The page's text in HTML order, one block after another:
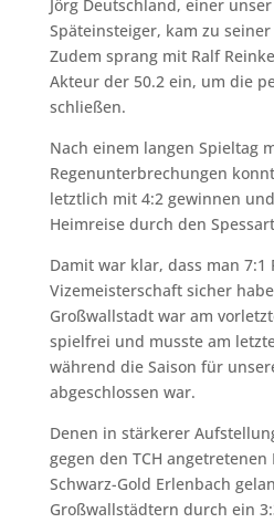
Jörg Deutschland, einer
Späteinsteiger, kam zu
Zudem sprang mit Ralf
Akteur der 50.2 ein, um die
schließen.
Nach einem langen Spieltag
Regenunterbrechungen
letztlich mit 4:2 gewinnen
Heimreise durch den
Damit war klar, dass man
Vizemeisterschaft sicher
Großwallstadt war am
spielfrei und musste am
während die Saison für
abgeschlossen war.
Denen in stärkerer
gegen den TCH angetretenen
Schwarz-Gold Erlenbach
Großwallstädtern durch ein